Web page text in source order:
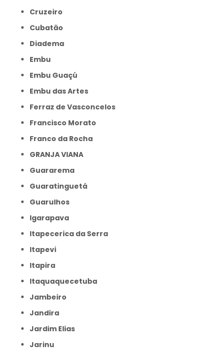
Cruzeiro
Cubatão
Diadema
Embu
Embu Guaçú
Embu das Artes
Ferraz de Vasconcelos
Francisco Morato
Franco da Rocha
GRANJA VIANA
Guararema
Guaratinguetá
Guarulhos
Igarapava
Itapecerica da Serra
Itapevi
Itapira
Itaquaquecetuba
Jambeiro
Jandira
Jardim Elias
Jarinu